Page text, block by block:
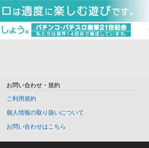
お問い合わせ・規約
ご利用規約
個人情報の取り扱いについて
お問い合わせはこちら